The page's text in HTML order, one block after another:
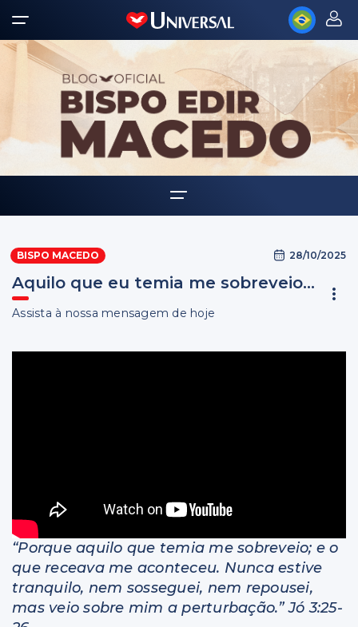
Biografia
Multimídia
BISPO MACEDO 28/10/2025
Aquilo que eu temia me sobreveio...
Assista à nossa mensagem de hoje
“Porque aquilo que temia me sobreveio; e o
que receava me aconteceu. Nunca estive
tranquilo, nem sosseguei, nem repousei,
mas veio sobre mim a perturbação.” Jó 3:25-